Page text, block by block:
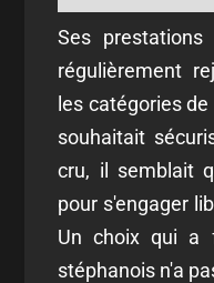
Ses
régulièrement
les catégories de
souhaitait
cru, il semblait
pour s'engager
Un choix qui a
stéphanois n'a